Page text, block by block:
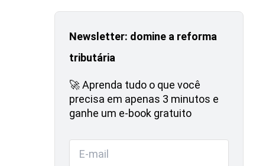
Newsletter: domine a reforma
tributária
🚀 Aprenda tudo o que você
precisa em apenas 3 minutos e
ganhe um e-book gratuito